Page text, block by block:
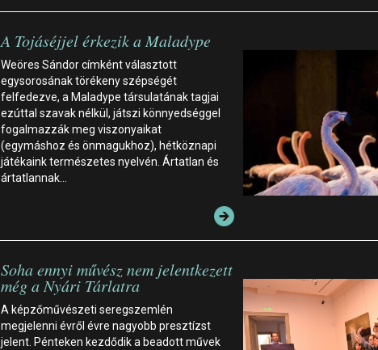
A Tojáséjjel érkezik a Maladype
Weöres Sándor címként választott
egysorosának törékeny szépségét
felfedezve, a Maladype társulatának tagjai
ezúttal szavak nélkül, játszi könnyedséggel
fogalmazzák meg viszonyaikat
(egymáshoz és önmagukhoz), hétköznapi
játékaink természetes nyelvén. Ártatlan és
ártatlannak…
Soha ennyi művész nem jelentkezett
még a Nyári Tárlatra
A képzőművészeti seregszemlén
megjelenni évről évre nagyobb presztízst
jelent. Pénteken kezdődik a beadott művek